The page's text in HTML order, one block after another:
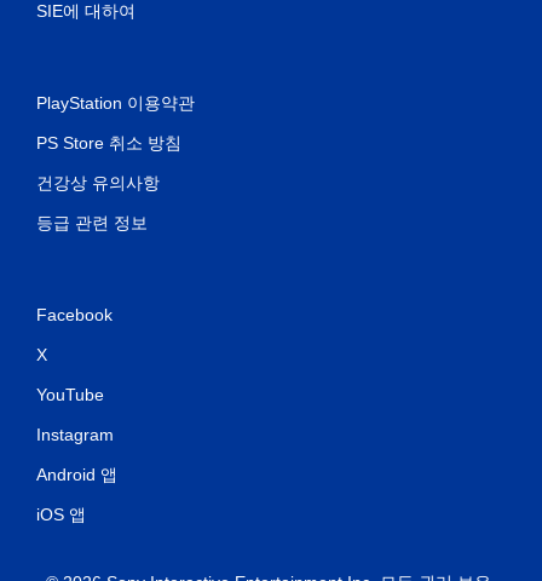
SIE에 대하여
PlayStation 이용약관
PS Store 취소 방침
건강상 유의사항
등급 관련 정보
Facebook
X
YouTube
Instagram
Android 앱
iOS 앱